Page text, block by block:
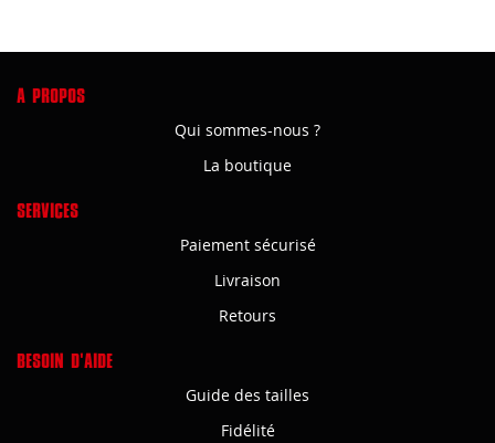
A PROPOS
Qui sommes-nous ?
La boutique
SERVICES
Paiement sécurisé
Livraison
Retours
BESOIN D'AIDE
Guide des tailles
Fidélité